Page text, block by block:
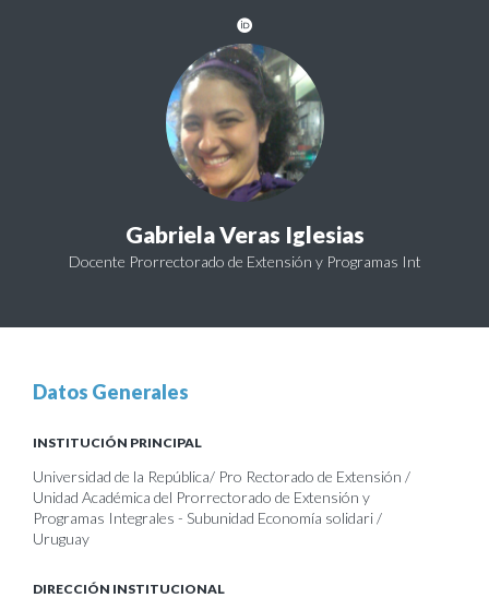
Gabriela Veras Iglesias
Docente Prorrectorado de Extensión y Programas Int
Datos Generales
INSTITUCIÓN PRINCIPAL
Universidad de la República/ Pro Rectorado de Extensión /
Unidad Académica del Prorrectorado de Extensión y
Programas Integrales - Subunidad Economía solidari /
Uruguay
DIRECCIÓN INSTITUCIONAL